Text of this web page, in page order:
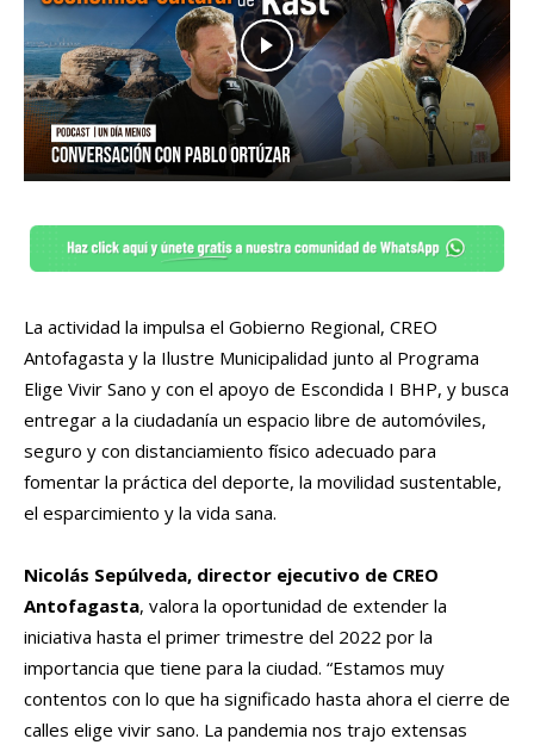
La actividad la impulsa el Gobierno Regional, CREO
Antofagasta y la Ilustre Municipalidad junto al Programa
Elige Vivir Sano y con el apoyo de Escondida I BHP, y busca
entregar a la ciudadanía un espacio libre de automóviles,
seguro y con distanciamiento físico adecuado para
fomentar la práctica del deporte, la movilidad sustentable,
el esparcimiento y la vida sana.
Nicolás Sepúlveda, director ejecutivo de CREO
Antofagasta, valora la oportunidad de extender la
iniciativa hasta el primer trimestre del 2022 por la
importancia que tiene para la ciudad. “Estamos muy
contentos con lo que ha significado hasta ahora el cierre de
calles elige vivir sano. La pandemia nos trajo extensas